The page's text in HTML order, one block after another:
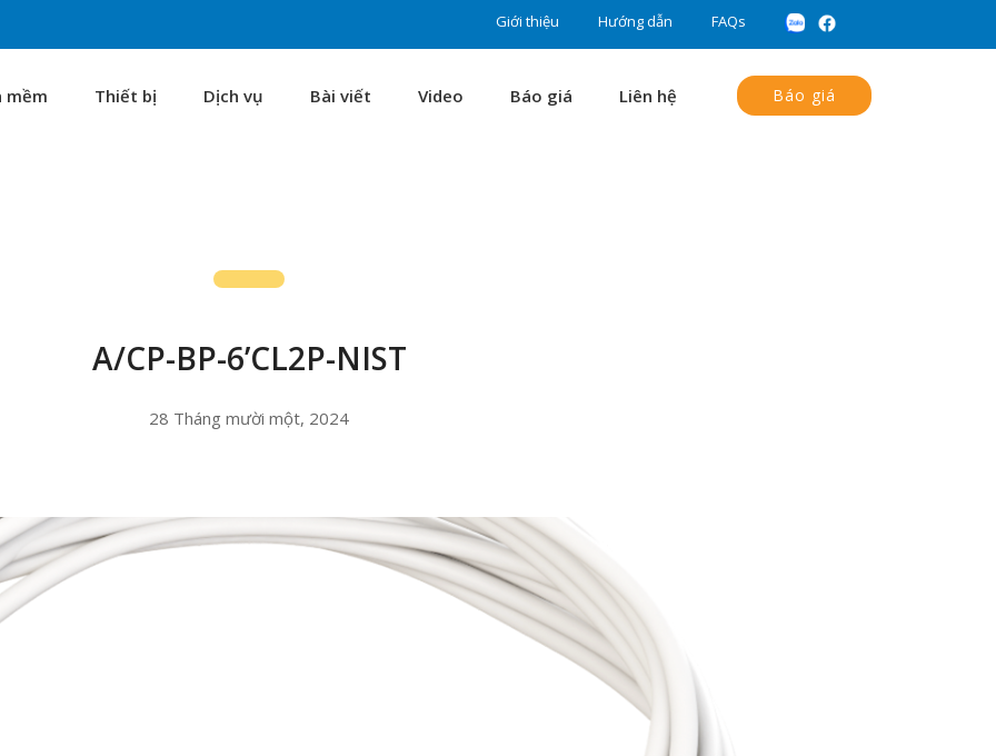
Giới thiệu Hướng dẫn FAQs
mềm Thiết bị Dịch vụ Bài viết Video Báo giá Liên hệ Báo giá
A/CP-BP-6’CL2P-NIST
28 Tháng mười một, 2024